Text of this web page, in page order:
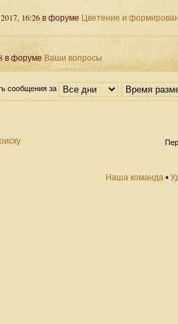
2017, 16:26 в форуме Цветение и
в форуме Ваши вопросы
сообщения за
Наша команда •